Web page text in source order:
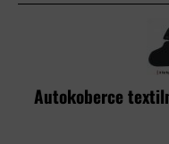
Autokoberce